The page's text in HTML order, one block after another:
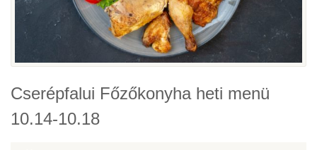
Cserépfalui Főzőkonyha heti menü
10.14-10.18